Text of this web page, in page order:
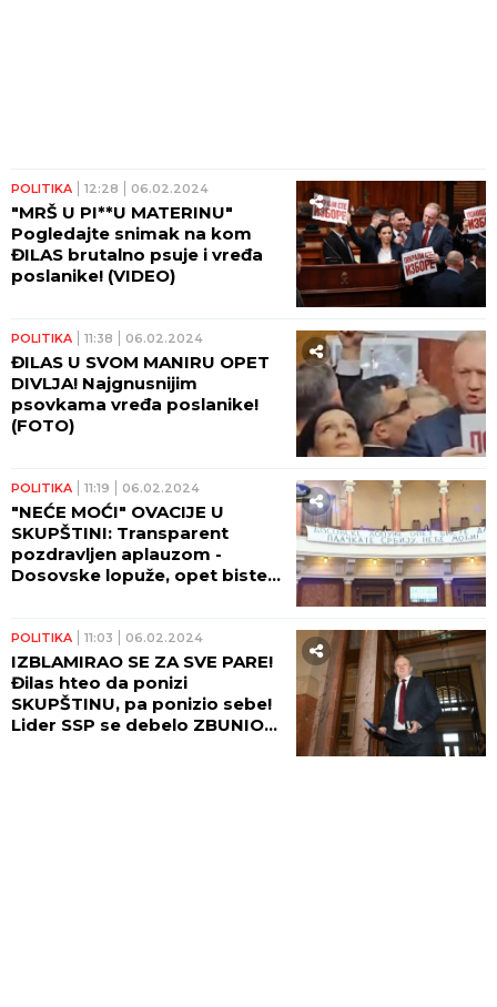
POLITIKA 12:28 06.02.2024
"MRŠ U PI**U MATERINU"
Pogledajte snimak na kom
ĐILAS brutalno psuje i vređa
poslanike! (VIDEO)
POLITIKA 11:38 06.02.2024
ĐILAS U SVOM MANIRU OPET
DIVLJA! Najgnusnijim
psovkama vređa poslanike!
(FOTO)
POLITIKA 11:19 06.02.2024
"NEĆE MOĆI" OVACIJE U
SKUPŠTINI: Transparent
pozdravljen aplauzom -
Dosovske lopuže, opet biste
POLITIKA 11:03 06.02.2024
IZBLAMIRAO SE ZA SVE PARE!
Đilas hteo da ponizi
SKUPŠTINU, pa ponizio sebe!
Lider SSP se debelo ZBUNIO